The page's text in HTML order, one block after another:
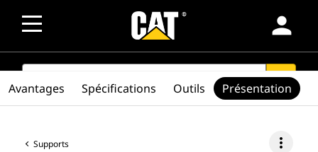
person
SEARCH search
Supports more_vert
Avantages Spécifications Outils Présentation